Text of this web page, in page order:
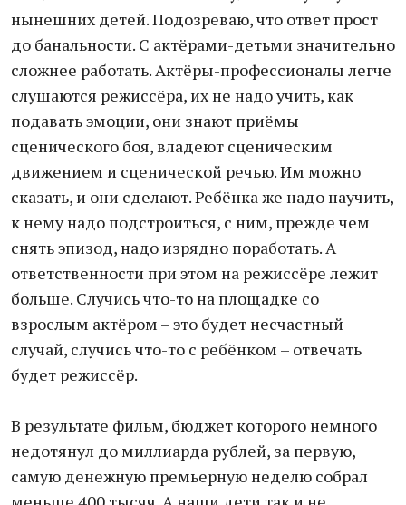
нынешних детей. Подозреваю, что ответ прост
до банальности. С актёрами-детьми значительно
сложнее работать. Актёры-профессионалы легче
слушаются режиссёра, их не надо учить, как
подавать эмоции, они знают приёмы
сценического боя, владеют сценическим
движением и сценической речью. Им можно
сказать, и они сделают. Ребёнка же надо научить,
к нему надо подстроиться, с ним, прежде чем
снять эпизод, надо изрядно поработать. А
ответственности при этом на режиссёре лежит
больше. Случись что-то на площадке со
взрослым актёром – это будет несчастный
случай, случись что-то с ребёнком – отвечать
будет режиссёр.
В результате фильм, бюджет которого немного
недотянул до миллиарда рублей, за первую,
самую денежную премьерную неделю собрал